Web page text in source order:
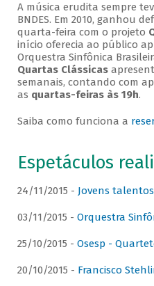
A música erudita sempre
BNDES. Em 2010, ganhou
quarta-feira com o projeto
início oferecia ao público
Orquestra Sinfônica
Quartas Clássicas
semanais, contando com
as quartas-feiras às 19h.
Saiba como funciona a
Espetáculos
24/11/2015 - Jovens
03/11/2015 - Orquestra
25/10/2015 - Osesp -
20/10/2015 - Francisco